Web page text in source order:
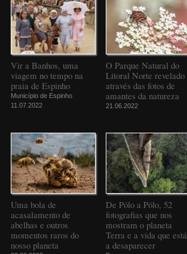
Vir a Banhos, uma
viagem no tempo na
praia de Espinho
Município de Espinho
11.07.2022
O Parque Natural do
Litoral Norte revelado
através das fotos de
amantes da natureza
21.06.2022
Uma bola de
acasalamento de
abelhas e outros
momentos raros do
nosso planeta
De Pólo a Pólo, 52
fotografias que nos
mostram o planeta
Terra e a vida que está
a desaparecer